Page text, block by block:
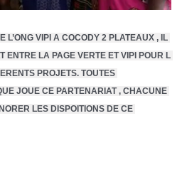
L’ONG VIPI A COCODY 2 PLATEAUX , IL
ENTRE LA PAGE VERTE ET VIPI POUR L
PROJETS. TOUTES
JOUE CE PARTENARIAT , CHACUNE
LES DISPOITIONS DE CE